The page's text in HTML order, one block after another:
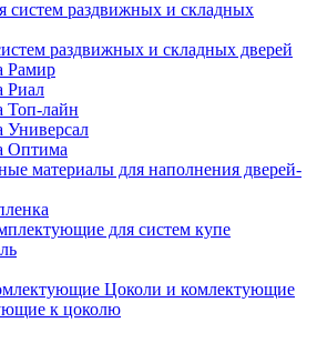
раздвижных и складных дверей
Рамир
Риал
Топ-лайн
Универсал
Оптима
материалы для наполнения дверей-
для систем купе
Цоколи и комлектующие
к цоколю